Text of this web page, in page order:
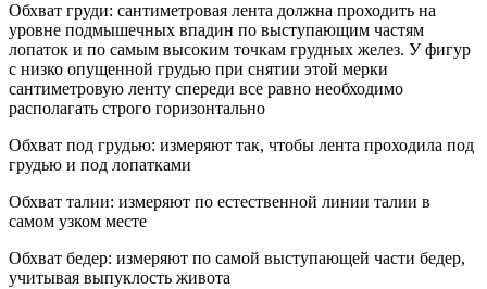
Обхват груди: сантиметровая лента должна проходить на
уровне подмышечных впадин по выступающим частям
лопаток и по самым высоким точкам грудных желез. У фигур
с низко опущенной грудью при снятии этой мерки
сантиметровую ленту спереди все равно необходимо
располагать строго горизонтально
Обхват под грудью: измеряют так, чтобы лента проходила под
грудью и под лопатками
Обхват талии: измеряют по естественной линии талии в
самом узком месте
Обхват бедер: измеряют по самой выступающей части бедер,
учитывая выпуклость живота